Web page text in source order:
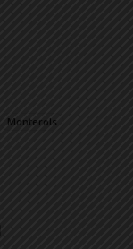
Monterols